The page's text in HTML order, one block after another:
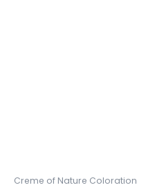
Creme of Nature Coloration